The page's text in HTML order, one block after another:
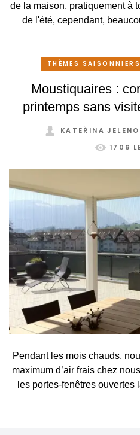
de la maison, pratiquement à
de l'été, cependant,
qu'en un lieu agréable
de protection solaire
pouvez profiter de votre
THÈMES SAISONNIERS
Moustiquaires :
printemps sans
KATEŘINA
1706
Pendant les mois chauds,
maximum d’air frais chez
les portes-fenêtres